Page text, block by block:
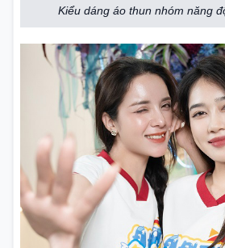
Kiểu dáng áo thun nhóm năng